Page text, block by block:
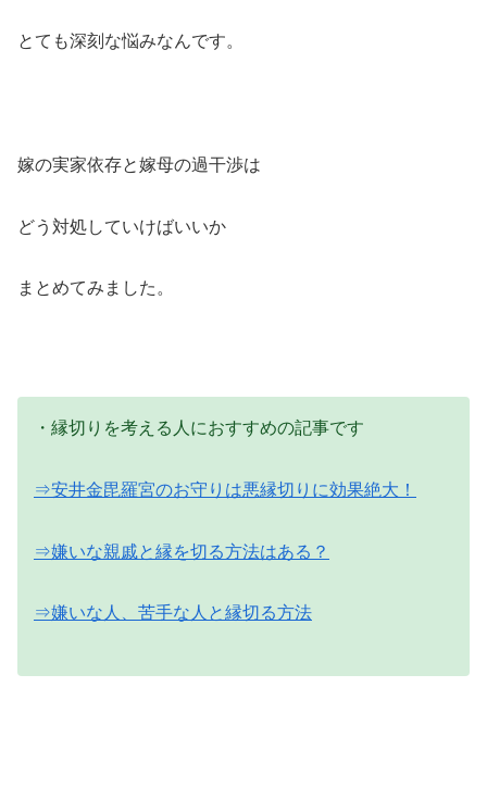
とても深刻な悩みなんです。
嫁の実家依存と嫁母の過干渉は
どう対処していけばいいか
まとめてみました。
・縁切りを考える人におすすめの記事です
⇒安井金毘羅宮のお守りは悪縁切りに効果絶大！
⇒嫌いな親戚と縁を切る方法はある？
⇒嫌いな人、苦手な人と縁切る方法